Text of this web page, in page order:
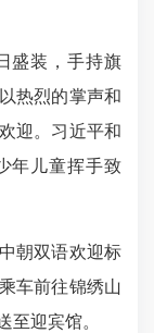
装，手持旗
热烈的掌声和
迎。习近平和
年儿童挥手致
朝双语欢迎标
车前往锦绣山
至迎宾馆。